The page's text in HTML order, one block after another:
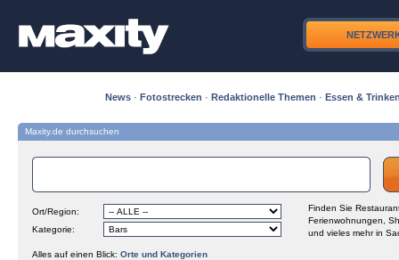
News · Fotostrecken · Redaktionelle Themen · Essen &
Maxity.de durchsuchen
Ort/Region:
Kategorie:
Finden Sie
Ferienwohnungen,
und vieles mehr in
Alles auf einen Blick: Orte und Kategorien